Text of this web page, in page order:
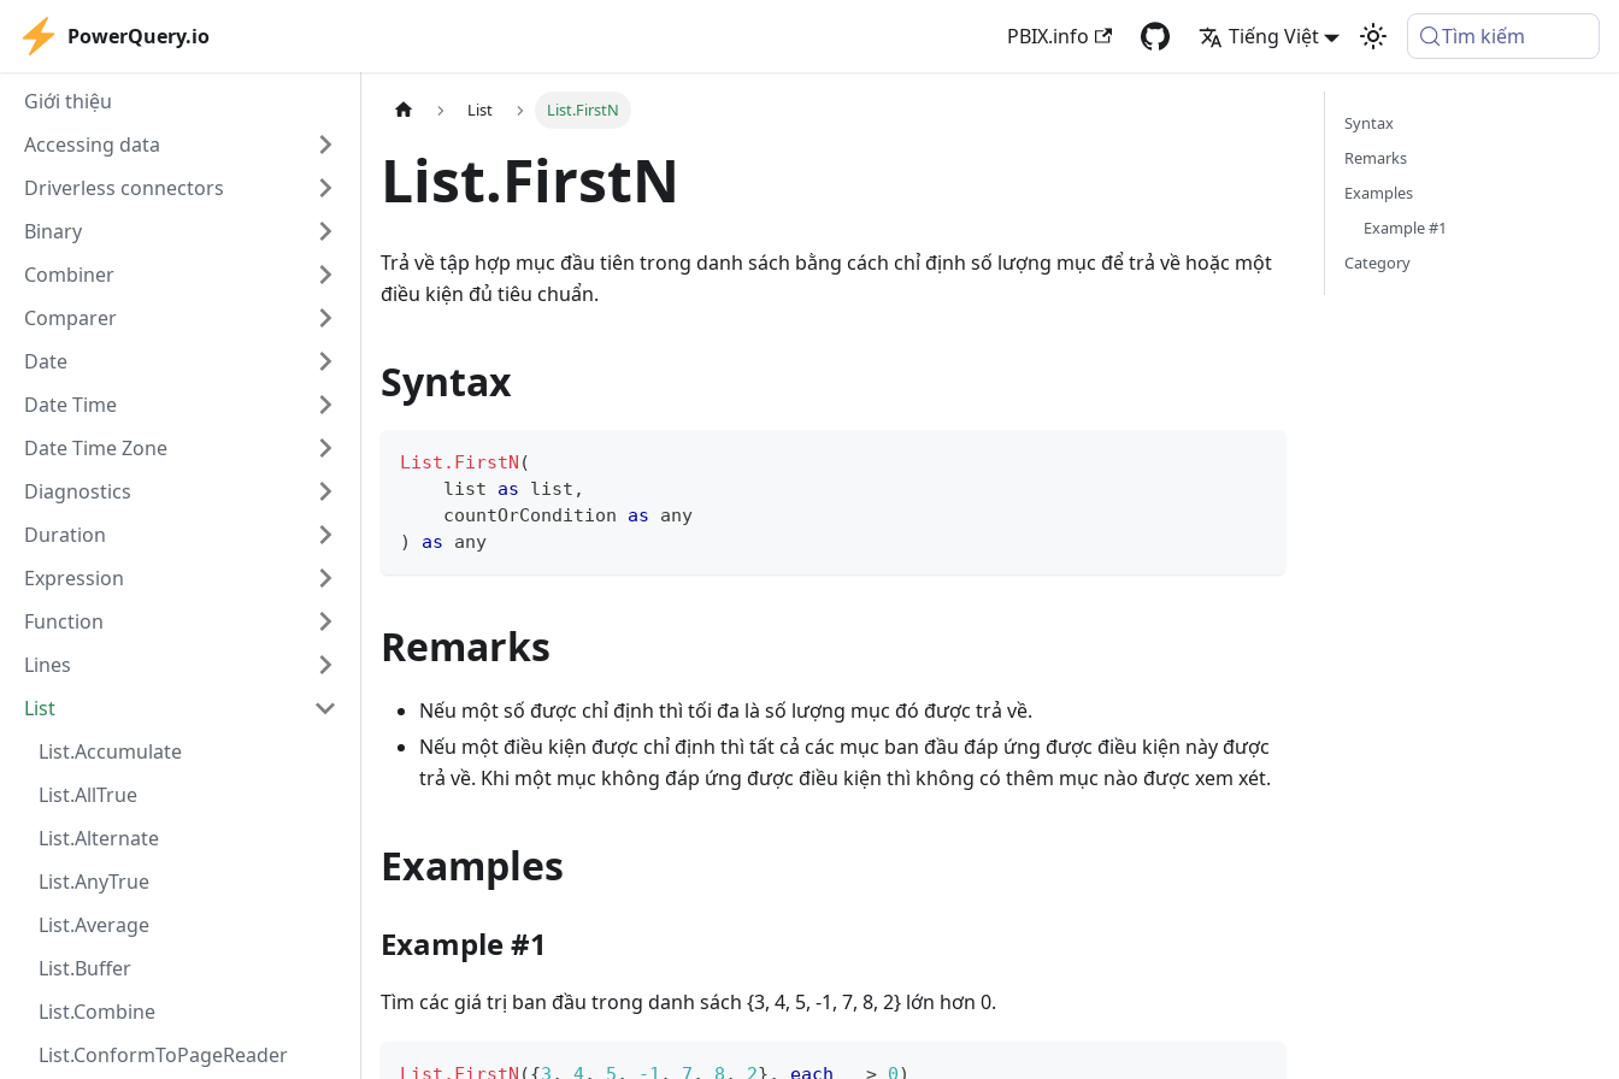
PowerQuery.io PBIX.info Tiếng Việt Tìm kiếm
Giới thiệu
Accessing data
Driverless connectors
Binary
Combiner
Comparer
Date
Date Time
Date Time Zone
Diagnostics
Duration
Expression
Function
Lines
List
List.Accumulate
List.AllTrue
List.Alternate
List.AnyTrue
List.Average
List.Buffer
List.Combine
List.ConformToPageReader
List List.FirstN
List.FirstN
Trả về tập hợp mục đầu tiên trong danh sách bằng cách chỉ định số lượng mục để trả về hoặc một
điều kiện đủ tiêu chuẩn.
Syntax
List.FirstN (
list
as list ,
    countOrCondition
as
any
)
as any
Remarks
Nếu một số được chỉ định thì tối đa là số lượng mục đó được trả về.
Nếu một điều kiện được chỉ định thì tất cả các mục ban đầu đáp ứng được điều kiện này được
trả về. Khi một mục không đáp ứng được điều kiện thì không có thêm mục nào được xem xét.
Examples
Example #1
Tìm các giá trị ban đầu trong danh sách {3, 4, 5, -1, 7, 8, 2} lớn hơn 0.
List.FirstN ({3 , 4, 5 , -1 , 7 , 8 , 2} , each > 0)
Syntax
Remarks
Examples
Example #1
Category